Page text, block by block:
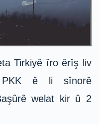
Tirkiyê îro êrîş liv
PKK ê li sînorê
welat kir û 2